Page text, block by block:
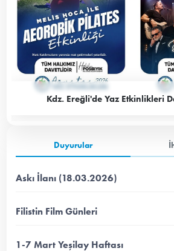
Kdz. Ereğli'de Yaz Etkinlikleri
Duyurular
Askı İlanı (18.03.2026)
Filistin Film Günleri
1-7 Mart Yeşilay Haftası